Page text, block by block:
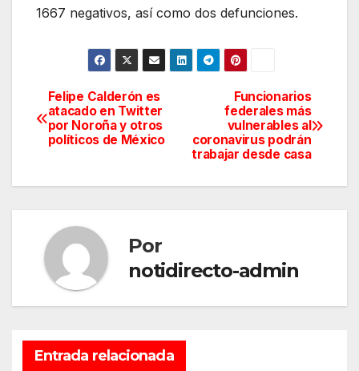
1667 negativos, así como dos defunciones.
Navegación
de
Funcionarios
federales más
vulnerables al
coronavirus podrán
trabajar desde casa
Felipe Calderón es
atacado en Twitter
por Noroña y otros
políticos de México
Por
notidirecto-admin
Entrada relacionada